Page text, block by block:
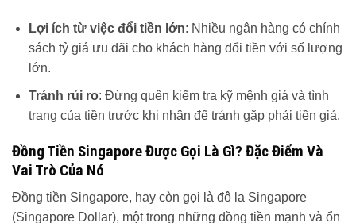
Lợi ích từ việc đổi tiền lớn: Nhiều ngân hàng có chính
sách tỷ giá ưu đãi cho khách hàng đổi tiền với số lượng
lớn.
Tránh rủi ro: Đừng quên kiểm tra kỹ mệnh giá và tình
trạng của tiền trước khi nhận để tránh gặp phải tiền giả.
Đồng Tiền Singapore Được Gọi Là Gì? Đặc Điểm Và
Vai Trò Của Nó
Đồng tiền Singapore, hay còn gọi là đô la Singapore
(Singapore Dollar), một trong những đồng tiền mạnh và ổn